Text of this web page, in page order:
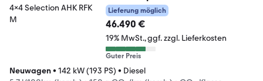
4x4 Selection AHK RFK M
Lieferung möglich
46.490 €
19% MwSt. ggf. zzgl. Lieferkosten
Guter Preis
Neuwagen• 142 kW (193 PS) • Diesel